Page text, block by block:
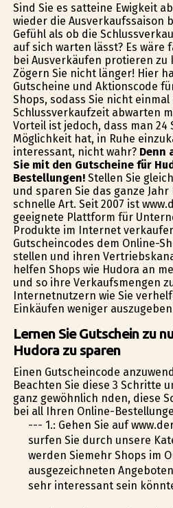
Sind Sie es satteine Ewigkeit
wieder die Ausverkaufssaison
Gefühl als ob die
auf sich warten lässt? Es wäre
bei Ausverkäufen profitieren
Zögern Sie nicht länger! Hier
Gutscheine und Aktionscode
Shops, sodass Sie nicht
Schlussverkaufzeit abwarten
Vorteil ist jedoch, dass man 24
Möglichkeit hat, in Ruhe
interessant, nicht wahr? Denn
Sie mit den Gutscheine für
Bestellungen!Stellen Sie
und sparen Sie das ganze
schnelle Art. Seit 2007 ist
geeignete Plattform für
Produkte im Internet
Gutscheincodes dem Online-
stellen und ihren
helfen Shops wie Hudora an
und so ihre Verkaufsmengen
Internetnutzern wie Sie
Einkäufen weniger
Lernen Sie Gutschein zu
Hudora zu sparen
Einen Gutscheincode
Beachten Sie diese 3 Schritte
ganz gewöhnlich finden, diese
bei all Ihren Online-
--- 1.: Gehen Sie auf
surfen Sie durch unsere
werden Siemehr Shops im
ausgezeichneten
sehr interessant sein